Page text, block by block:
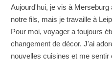
Aujourd'hui, je vis à
notre fils, mais je travaille à
Pour moi, voyager a toujours
changement de décor. J'ai
nouvelles cuisines et me